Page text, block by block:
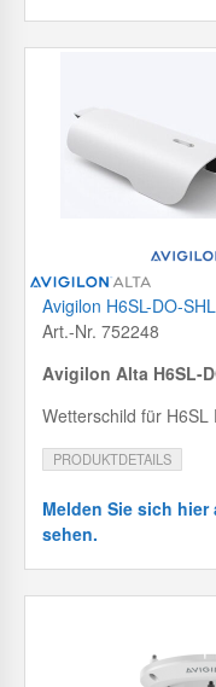
Avigilon H6SL-DO-
Art.-Nr. 752248
Avigilon Alta H6SL-
Wetterschild für H6SL
PRODUKTDETAILS
Melden Sie sich
sehen.